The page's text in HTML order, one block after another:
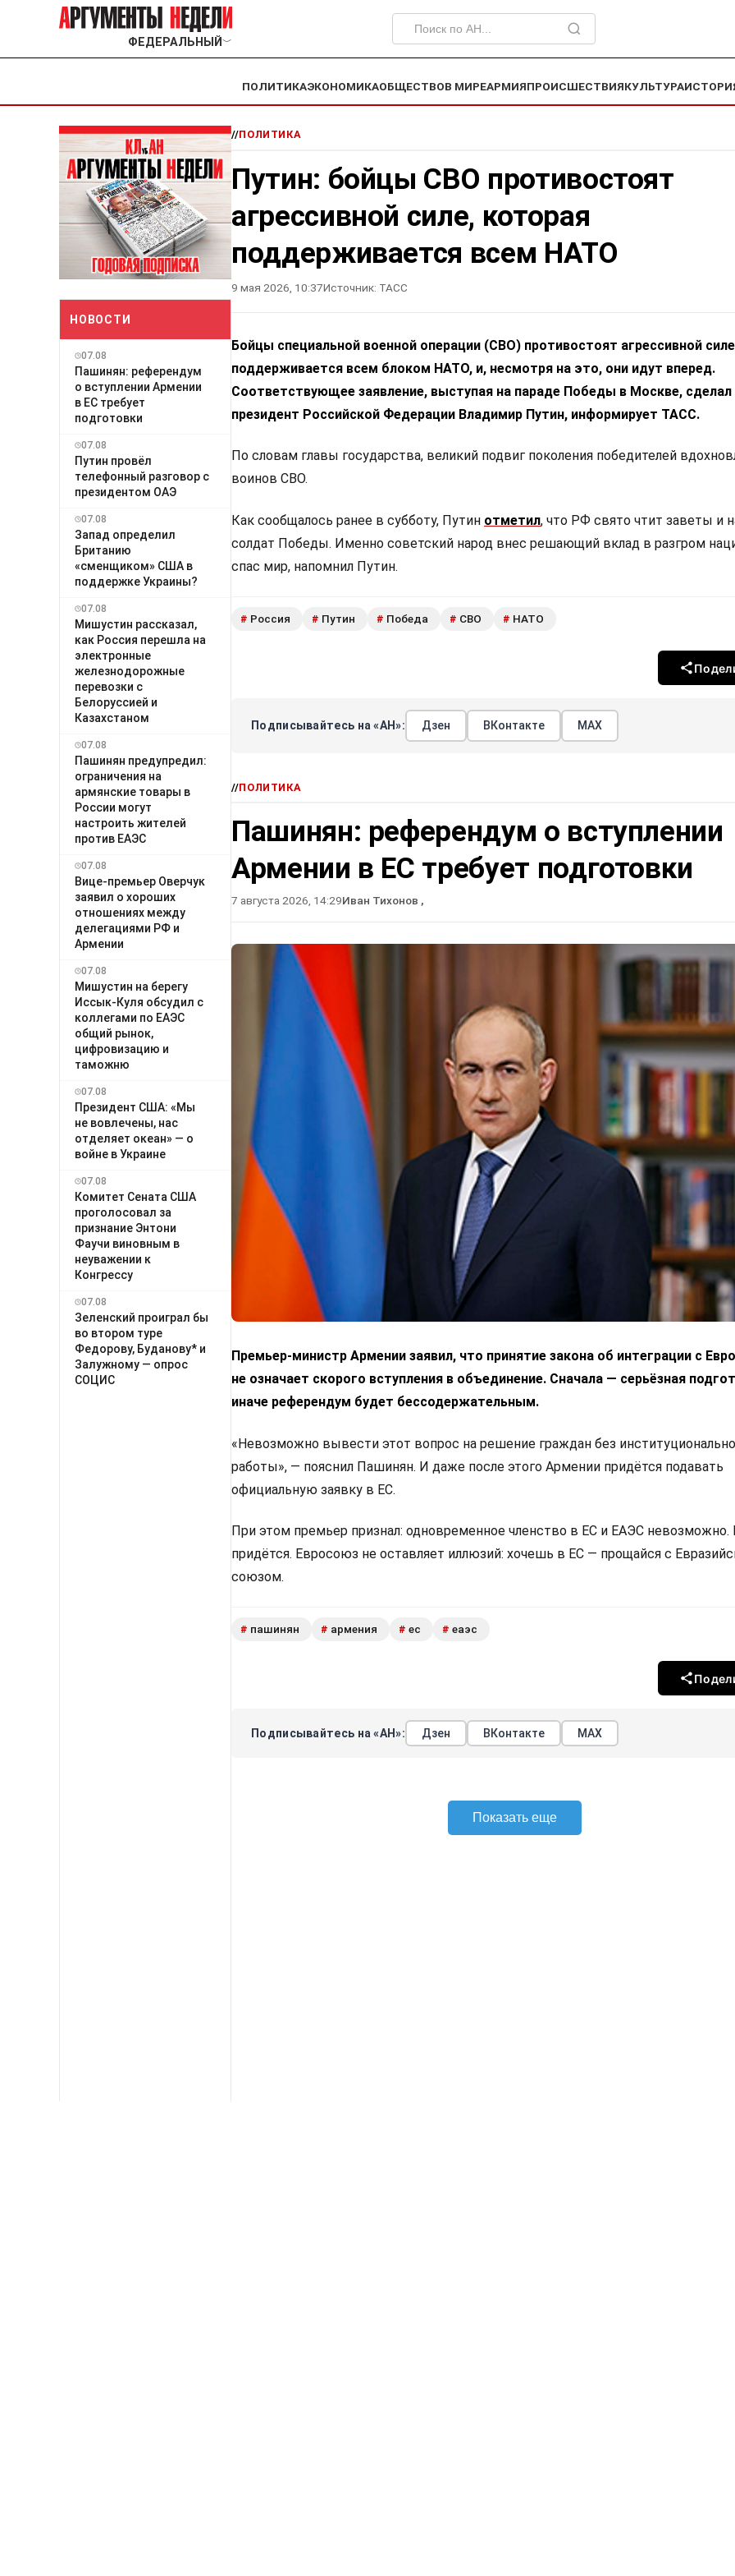
ФЕДЕРАЛЬНЫЙ ﹀
ПОЛИТИКАЭКОНОМИКАОБЩЕСТВОВ МИРЕАРМИЯПРОИСШЕСТВИЯКУЛЬТУРА
НОВОСТИ
07.08
Пашинян: референдум
о вступлении Армении
в ЕС требует
подготовки
07.08
Путин провёл
телефонный разговор с
президентом ОАЭ
07.08
Запад определил
Британию
«сменщиком» США в
поддержке Украины?
07.08
Мишустин рассказал,
как Россия перешла на
электронные
железнодорожные
перевозки с
Белоруссией и
Казахстаном
07.08
Пашинян предупредил:
ограничения на
армянские товары в
России могут
настроить жителей
против ЕАЭС
07.08
Вице-премьер Оверчук
заявил о хороших
отношениях между
делегациями РФ и
Армении
07.08
Мишустин на берегу
Иссык-Куля обсудил с
коллегами по ЕАЭС
общий рынок,
цифровизацию и
таможню
07.08
Президент США: «Мы
не вовлечены, нас
отделяет океан» — о
войне в Украине
07.08
Комитет Сената США
проголосовал за
признание Энтони
Фаучи виновным в
неуважении к
Конгрессу
07.08
Зеленский проиграл бы
во втором туре
Федорову, Буданову* и
Залужному — опрос
СОЦИС
//ПОЛИТИКА
Путин: бойцы СВО противостоят
агрессивной силе, которая
поддерживается всем НАТО
9 мая 2026, 10:37Источник: ТАСС
Бойцы специальной военной операции (СВО) противостоят агрессивной
поддерживается всем блоком НАТО, и, несмотря на это, они идут вперед.
Соответствующее заявление, выступая на параде Победы в Москве, сделал
президент Российской Федерации Владимир Путин, информирует ТАСС.
По словам главы государства, великий подвиг поколения победителей
воинов СВО.
Как сообщалось ранее в субботу, Путин отметил, что РФ свято чтит заветы и
солдат Победы. Именно советский народ внес решающий вклад в разгром
спас мир, напомнил Путин.
# Россия # Путин # Победа # СВО # НАТО
Подписывайтесь на «АН»: Дзен ВКонтакте МАХ
//ПОЛИТИКА
Пашинян: референдум о вступлении
Армении в ЕС требует подготовки
7 августа 2026, 14:29Иван Тихонов ,
Премьер-министр Армении заявил, что принятие закона об интеграции с
не означает скорого вступления в объединение. Сначала — серьёзная
иначе референдум будет бессодержательным.
«Невозможно вывести этот вопрос на решение граждан без
работы», — пояснил Пашинян. И даже после этого Армении придётся подавать
официальную заявку в ЕС.
При этом премьер признал: одновременное членство в ЕС и ЕАЭС невозможно.
придётся. Евросоюз не оставляет иллюзий: хочешь в ЕС — прощайся с
союзом.
# пашинян # армения # ес # еаэс
Подписывайтесь на «АН»: Дзен ВКонтакте МАХ
Показать еще